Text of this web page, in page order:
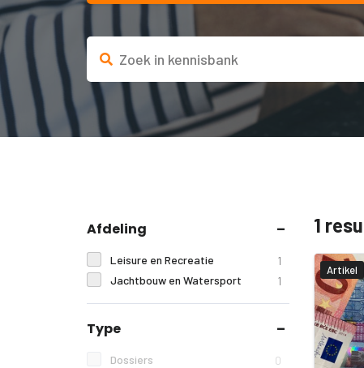
Afdeling
Leisure en Recreatie 1
Jachtbouw en Watersport 1
Type
Dossiers 0
1
Artikel